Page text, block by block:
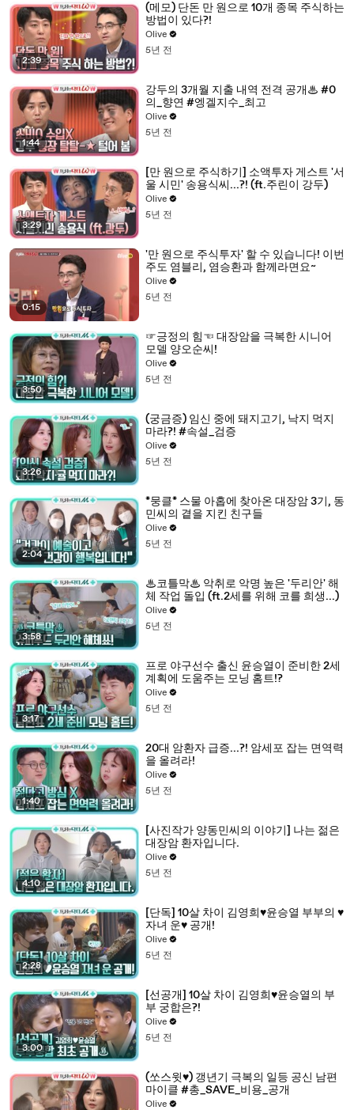
2:39
(메모) 단돈 만 원으로 10개 종목 주식하는
방법이 있다?!
Olive
5년 전
1:44
강두의 3개월 지출 내역 전격 공개♨ #0
의_향연 #엥겔지수_최고
Olive
5년 전
3:29
[만 원으로 주식하기] 소액투자 게스트 '서
울 시민' 송용식씨...?! (ft.주린이 강두)
Olive
5년 전
0:15
'만 원으로 주식투자' 할 수 있습니다! 이번
주도 염블리, 염승환과 함께라면요~
Olive
5년 전
3:50
☞긍정의 힘☜ 대장암을 극복한 시니어
모델 양오순씨!
Olive
5년 전
3:26
(궁금증) 임신 중에 돼지고기, 낙지 먹지
마라?! #속설_검증
Olive
5년 전
2:04
*뭉클* 스물 아홉에 찾아온 대장암 3기, 동
민씨의 곁을 지킨 친구들
Olive
5년 전
3:58
♨코틀막♨ 악취로 악명 높은 '두리안' 해
체 작업 돌입 (ft.2세를 위해 코를 희생...)
Olive
5년 전
3:17
프로 야구선수 출신 윤승열이 준비한 2세
계획에 도움주는 모닝 홈트!?
Olive
5년 전
1:40
20대 암환자 급증...?! 암세포 잡는 면역력
을 올려라!
Olive
5년 전
4:10
[사진작가 양동민씨의 이야기] 나는 젊은
대장암 환자입니다.
Olive
5년 전
2:28
[단독] 10살 차이 김영희♥윤승열 부부의 ♥
자녀 운♥ 공개!
Olive
5년 전
3:00
[선공개] 10살 차이 김영희♥윤승열의 부
부 궁합은?!
Olive
5년 전
(쏘스윗♥) 갱년기 극복의 일등 공신 남편
마이클 #총_SAVE_비용_공개
Olive